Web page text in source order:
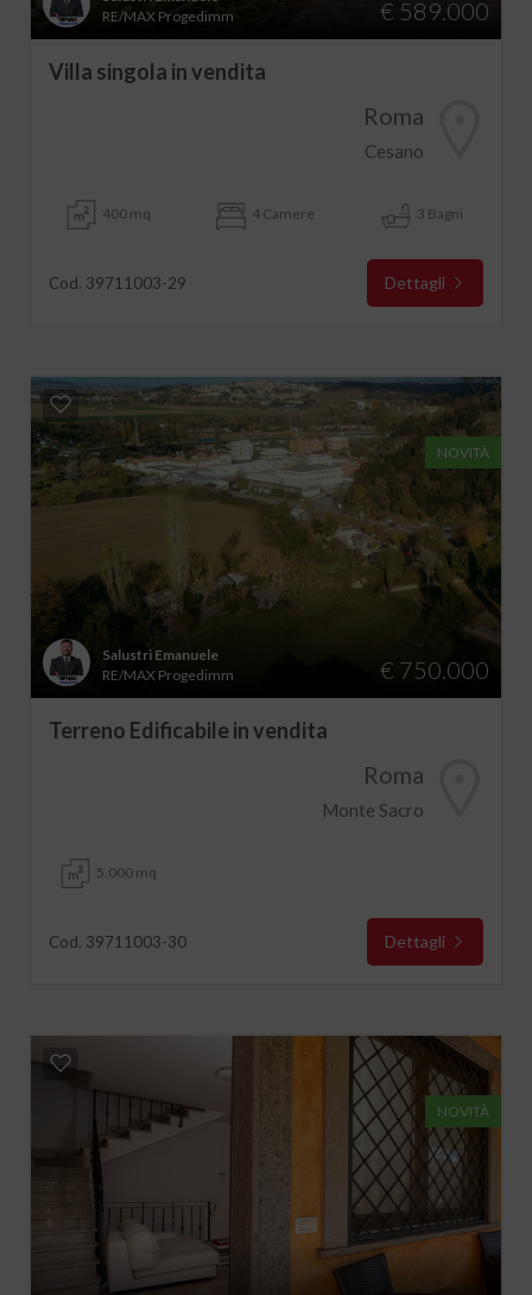
RE/MAX Progedimm
€ 589.000
Villa singola in vendita
Roma
Cesano
400 mq 4 Camere 3 Bagni
Cod. 39711003-29 Dettagli
NOVITÀ
Salustri Emanuele
RE/MAX Progedimm
€ 750.000
Terreno Edificabile in vendita
Roma
Monte Sacro
5.000 mq
Cod. 39711003-30 Dettagli
NOVITÀ